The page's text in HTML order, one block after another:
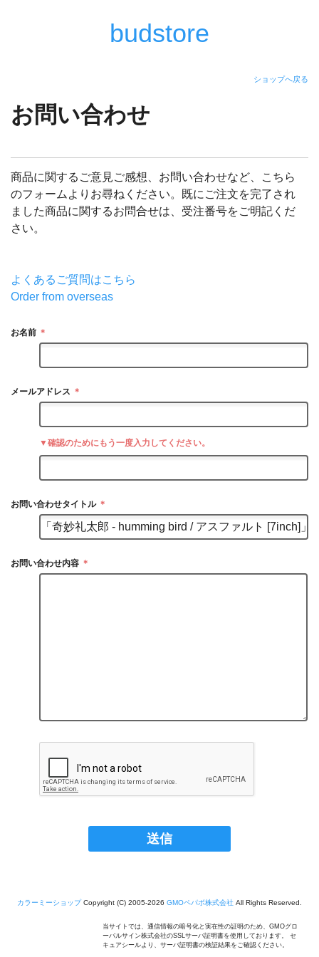
budstore
ショップへ戻る
お問い合わせ
商品に関するご意見ご感想、お問い合わせなど、こちら
のフォームよりお尋ねください。既にご注文を完了され
ました商品に関するお問合せは、受注番号をご明記くだ
さい。
よくあるご質問はこちら
Order from overseas
お名前 ＊
メールアドレス ＊
▼確認のためにもう一度入力してください。
お問い合わせタイトル ＊
お問い合わせ内容 ＊
カラーミーショップCopyright (C) 2005-2026 GMOペパボ株式会社 All Rights Reserved.
当サイトでは、通信情報の暗号化と実在性の証明のため、GMOグロ
ーバルサイン株式会社のSSLサーバ証明書を使用しております。 セ
キュアシールより、サーバ証明書の検証結果をご確認ください。